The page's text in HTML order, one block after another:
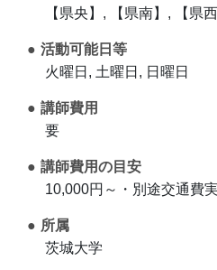
【県央】, 【県南】, 【県西
活動可能日等
火曜日, 土曜日, 日曜日
講師費用
要
講師費用の目安
10,000円～・別途交通費
所属
茨城大学